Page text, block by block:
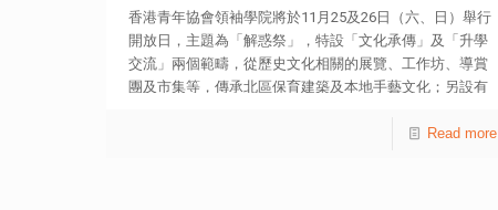
會總幹事徐小曼感謝前海管理局和前海服務集團的信任，
由青協首次承辦「前海創賽」香港賽區並獲得佳績。她致
辭時寄語參賽青年要有「想法」、「方法」和「說法」，
可了解其他企業和創業家的「想法」，經營業務的「方
解他人創業的目的，從而思考自己的強弱項。 另外，青
香港青年協會領袖學院將於11月25及26日（六、日）舉行
開放日，主題為「解惑祭」，特設「文化承傳」及「升學
交流」兩個範疇，從歷史文化相關的展覽、工作坊、導賞
團及市集等，傳承北區保育建築及本地手藝文化；另設有
由現讀生分享升學貼士。活動免費入場，名額有限，歡迎
Read more